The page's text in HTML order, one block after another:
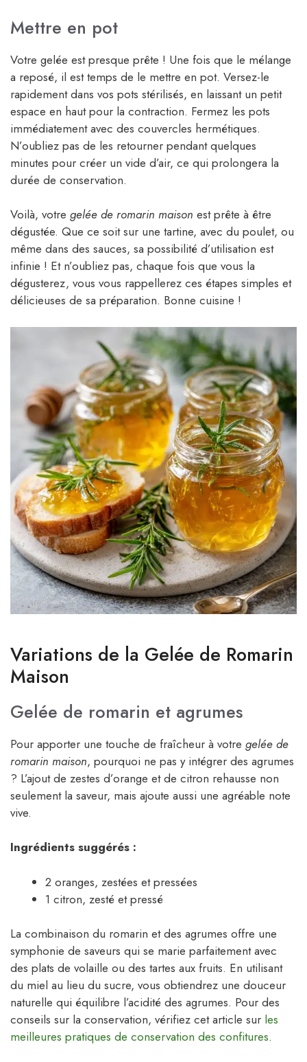
Mettre en pot
Votre gelée est presque prête ! Une fois que le mélange
a reposé, il est temps de le mettre en pot. Versez-le
rapidement dans vos pots stérilisés, en laissant un petit
espace en haut pour la contraction. Fermez les pots
immédiatement avec des couvercles hermétiques.
N’oubliez pas de les retourner pendant quelques
minutes pour créer un vide d’air, ce qui prolongera la
durée de conservation.
Voilà, votre gelée de romarin maison est prête à être
dégustée. Que ce soit sur une tartine, avec du poulet, ou
même dans des sauces, sa possibilité d’utilisation est
infinie ! Et n’oubliez pas, chaque fois que vous la
dégusterez, vous vous rappellerez ces étapes simples et
délicieuses de sa préparation. Bonne cuisine !
Variations de la Gelée de Romarin
Maison
Gelée de romarin et agrumes
Pour apporter une touche de fraîcheur à votre gelée de
romarin maison, pourquoi ne pas y intégrer des agrumes
? L’ajout de zestes d’orange et de citron rehausse non
seulement la saveur, mais ajoute aussi une agréable note
vive.
Ingrédients suggérés :
2 oranges, zestées et pressées
1 citron, zesté et pressé
La combinaison du romarin et des agrumes offre une
symphonie de saveurs qui se marie parfaitement avec
des plats de volaille ou des tartes aux fruits. En utilisant
du miel au lieu du sucre, vous obtiendrez une douceur
naturelle qui équilibre l’acidité des agrumes. Pour des
conseils sur la conservation, vérifiez cet article sur les
meilleures pratiques de conservation des confitures.